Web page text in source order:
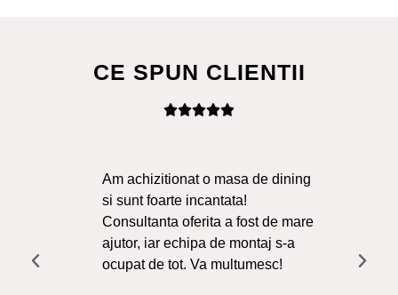
CE SPUN CLIENTII
Am achizitionat o masa de dining
si sunt foarte incantata!
Consultanta oferita a fost de mare
ajutor, iar echipa de montaj s-a
ocupat de tot. Va multumesc!